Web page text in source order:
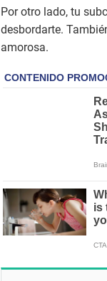
Por otro lado, tu
desbordarte.
amorosa.